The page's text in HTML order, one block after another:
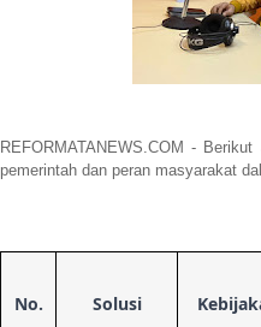
REFORMATANEWS.COM -
pemerintah dan peran masyarakat
No. Solusi